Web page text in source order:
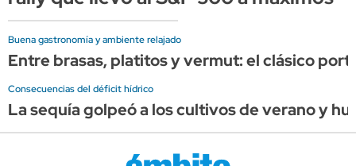
Buena gastronomía y ambiente relajado
Entre brasas, platitos y vermut: el clásico
Consecuencias del déficit hídrico
La sequía golpeó a los cultivos de verano y